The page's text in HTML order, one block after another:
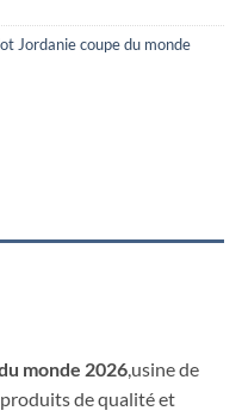
Jordanie coupe du monde
monde 2026,usine de
de qualité et